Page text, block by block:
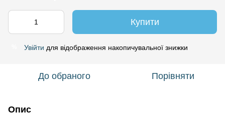
Купити
Увійти для відображення накопичувальної знижки
До обраного Порівняти
Опис